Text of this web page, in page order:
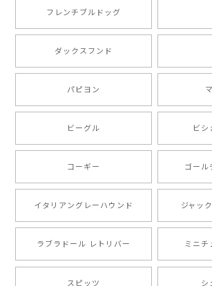
ったです。 ご連絡が取りづらい点だけ
ましたが、商品の素敵さでチャラです
い。ありがとうございます。
2024/10/28
注文受領連絡が無かったのでハラハラ
愛い商品が届きました！大満足です♪
フレンチブルドッグ
ダックスフンド
パピヨン
ビーグル ビ
コーギー ゴール
イタリアングレーハウンド ジャッ
ラブラドール レトリバー ミニチ
スピッツ シ